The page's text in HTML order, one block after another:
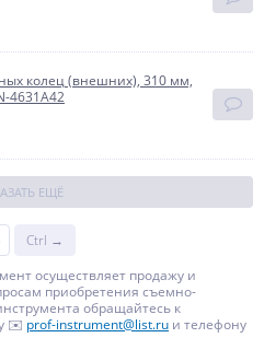
колец (внешних), 310 мм,
4631A42
ЕЩЁ
Ctrl →
осуществляет продажу и
приобретения съемно-
обращайтесь к
✉️ prof-instrument@list.ru и телефону